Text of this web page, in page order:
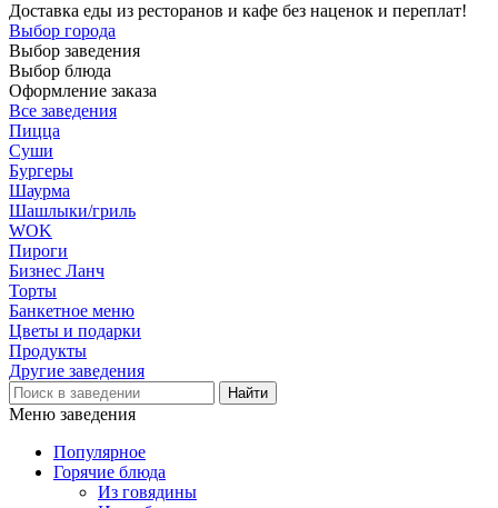
Доставка еды из ресторанов и кафе без наценок и переплат!
Выбор города
Выбор заведения
Выбор блюда
Оформление заказа
Все заведения
Пицца
Суши
Бургеры
Шаурма
Шашлыки/гриль
WOK
Пироги
Бизнес Ланч
Торты
Банкетное меню
Цветы и подарки
Продукты
Другие заведения
Меню заведения
Популярное
Горячие блюда
Из говядины